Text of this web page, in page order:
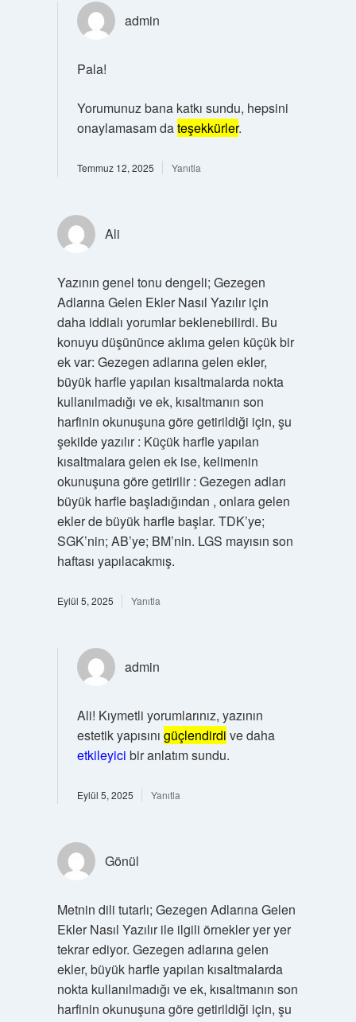
admin
Pala!
Yorumunuz bana katkı sundu, hepsini
onaylamasam dateşekkürler.
Temmuz 12, 2025 Yanıtla
Ali
Yazının genel tonu dengeli; Gezegen
Adlarına Gelen Ekler Nasıl Yazılır için
daha iddialı yorumlar beklenebilirdi. Bu
konuyu düşününce aklıma gelen küçük bir
ek var: Gezegen adlarına gelen ekler,
büyük harfle yapılan kısaltmalarda nokta
kullanılmadığı ve ek, kısaltmanın son
harfinin okunuşuna göre getirildiği için, şu
şekilde yazılır : Küçük harfle yapılan
kısaltmalara gelen ek ise, kelimenin
okunuşuna göre getirilir : Gezegen adları
büyük harfle başladığından , onlara gelen
ekler de büyük harfle başlar. TDK’ye;
SGK’nin; AB’ye; BM’nin. LGS mayısın son
haftası yapılacakmış.
Eylül 5, 2025 Yanıtla
admin
Ali! Kıymetli yorumlarınız, yazının
estetik yapısını güçlendirdi ve daha
etkileyici bir anlatım sundu.
Eylül 5, 2025 Yanıtla
Gönül
Metnin dili tutarlı; Gezegen Adlarına Gelen
Ekler Nasıl Yazılır ile ilgili örnekler yer yer
tekrar ediyor. Gezegen adlarına gelen
ekler, büyük harfle yapılan kısaltmalarda
nokta kullanılmadığı ve ek, kısaltmanın son
harfinin okunuşuna göre getirildiği için, şu